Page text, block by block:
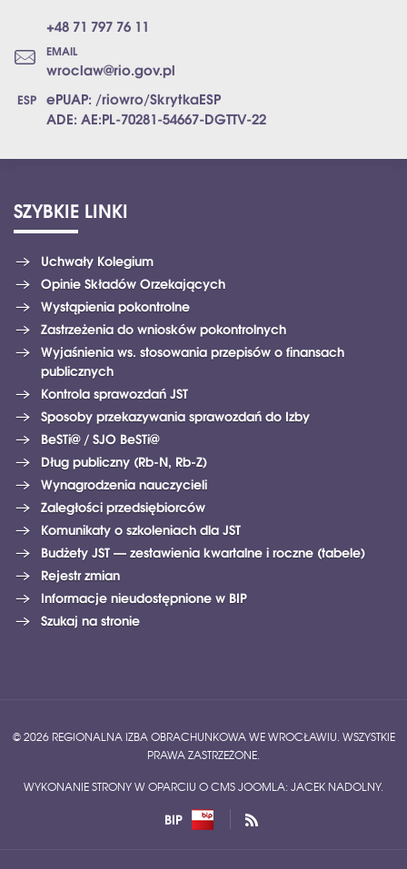
+48 71 797 76 11
EMAIL
wroclaw@rio.gov.pl
ePUAP: /riowro/SkrytkaESP
ADE: AE:PL-70281-54667-DGTTV-22
SZYBKIE LINKI
Uchwały Kolegium
Opinie Składów Orzekających
Wystąpienia pokontrolne
Zastrzeżenia do wniosków pokontrolnych
Wyjaśnienia ws. stosowania przepisów o finansach
publicznych
Kontrola sprawozdań JST
Sposoby przekazywania sprawozdań do Izby
BeSTi@ / SJO BeSTi@
Dług publiczny (Rb-N, Rb-Z)
Wynagrodzenia nauczycieli
Zaległości przedsiębiorców
Komunikaty o szkoleniach dla JST
Budżety JST — zestawienia kwartalne i roczne (tabele)
Rejestr zmian
Informacje nieudostępnione w BIP
Szukaj na stronie
© 2026 REGIONALNA IZBA OBRACHUNKOWA WE WROCŁAWIU. WSZYSTKIE
PRAWA ZASTRZEŻONE.
WYKONANIE STRONY W OPARCIU O CMS JOOMLA: JACEK NADOLNY.
BIP